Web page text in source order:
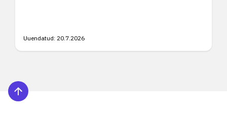
Uuendatud: 20.7.2026